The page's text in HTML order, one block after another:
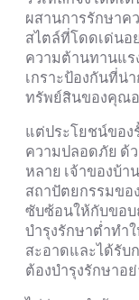
ผสานการรักษาค
สไตล์ที่โดดเด่นอ
ความต้านทานแร
เกราะป้องกันที่น่
ทรัพย์สินของคุณ
แต่ประโยชน์ขอ
ความปลอดภัย ด้
หลาย เจ้าของบ้า
สถาปัตยกรรมขอ
ซับซ้อนให้กับขอ
บำรุงรักษาต่ำทำ
สะอาดและได้รับ
ต้องบำรุงรักษาอ